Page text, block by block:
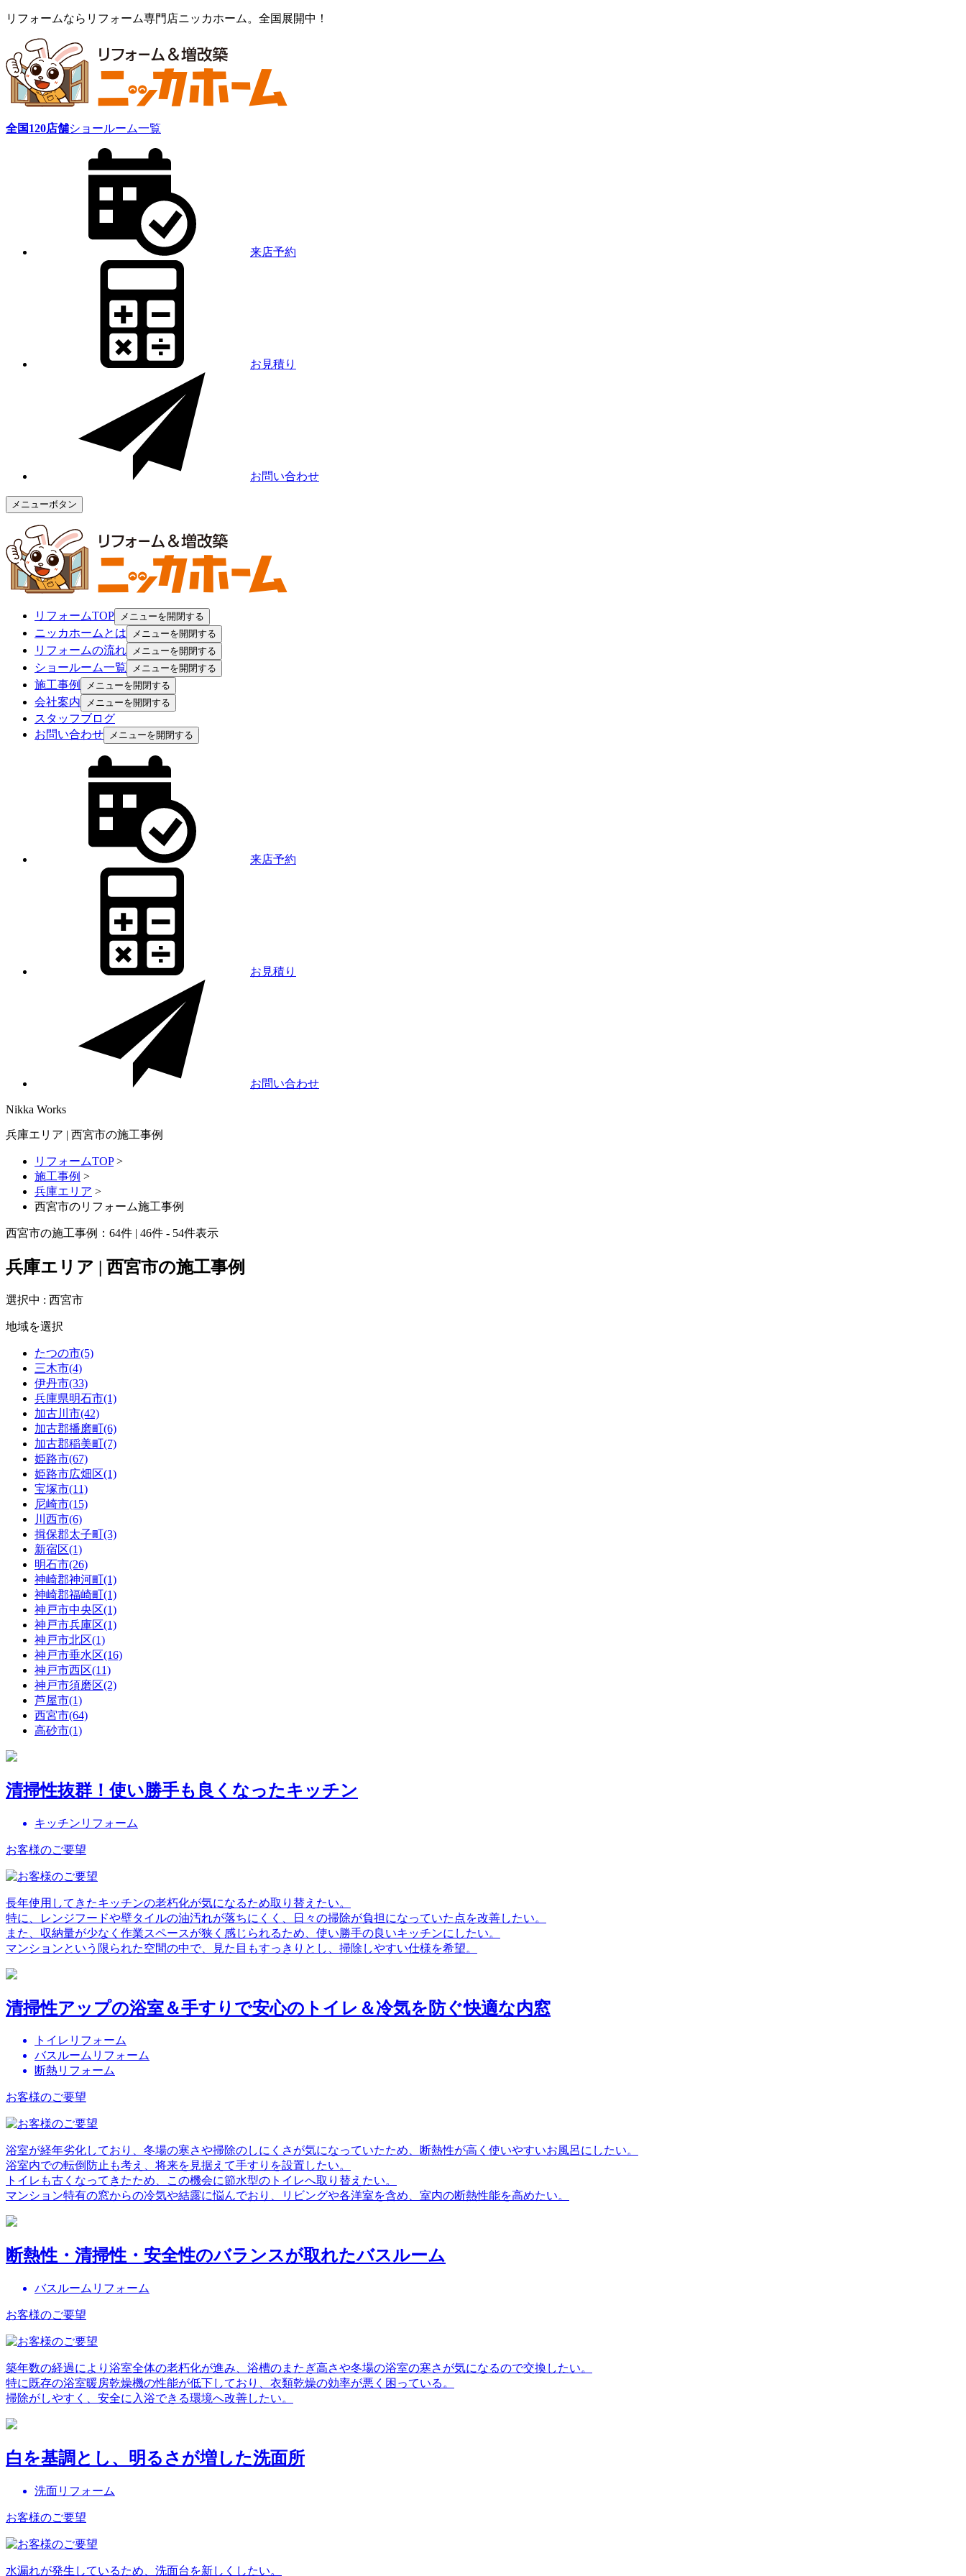
リフォームならリフォーム専門店ニッカホーム。全国展開中！
全国120店舗ショールーム一覧
来店予約
お見積り
お問い合わせ
メニューボタン
リフォームTOP メニューを開閉する
ニッカホームとは メニューを開閉する
リフォームの流れ メニューを開閉する
ショールーム一覧 メニューを開閉する
施工事例 メニューを開閉する
会社案内 メニューを開閉する
スタッフブログ
お問い合わせ
メニューを開閉する
来店予約
お見積り
お問い合わせ
Nikka Works
兵庫エリア | 西宮市の施工事例
リフォームTOP>
施工事例 >
兵庫エリア >
西宮市のリフォーム施工事例
西宮市の施工事例： 64件 | 46件 - 54件表示
兵庫エリア | 西宮市の施工事例
選択中 : 西宮市
地域を選択
たつの市(5)
三木市(4)
伊丹市(33)
兵庫県明石市(1)
加古川市(42)
加古郡播磨町(6)
加古郡稲美町(7)
姫路市(67)
姫路市広畑区(1)
宝塚市(11)
尼崎市(15)
川西市(6)
揖保郡太子町(3)
新宿区(1)
明石市(26)
神崎郡神河町(1)
神崎郡福崎町(1)
神戸市中央区(1)
神戸市兵庫区(1)
神戸市北区(1)
神戸市垂水区(16)
神戸市西区(11)
神戸市須磨区(2)
芦屋市(1)
西宮市(64)
高砂市(1)
清掃性抜群！使い勝手も良くなったキッチン
キッチンリフォーム
お客様のご要望
長年使用してきたキッチンの老朽化が気になるため取り替えたい。
特に、レンジフードや壁タイルの油汚れが落ちにくく、日々の掃除が負担になっていた点を改善したい。
また、収納量が少なく作業スペースが狭く感じられるため、使い勝手の良いキッチンにしたい。
マンションという限られた空間の中で、見た目もすっきりとし、掃除しやすい仕様を希望。
清掃性アップの浴室＆手すりで安心のトイレ＆冷気を防ぐ快適な内窓
トイレリフォーム
バスルームリフォーム
断熱リフォーム
お客様のご要望
浴室が経年劣化しており、冬場の寒さや掃除のしにくさが気になっていたため、断熱性が高く使いやすいお風呂にしたい。
浴室内での転倒防止も考え、将来を見据えて手すりを設置したい。
トイレも古くなってきたため、この機会に節水型のトイレへ取り替えたい。
マンション特有の窓からの冷気や結露に悩んでおり、リビングや各洋室を含め、室内の断熱性能を高めたい。
断熱性・清掃性・安全性のバランスが取れたバスルーム
バスルームリフォーム
お客様のご要望
築年数の経過により浴室全体の老朽化が進み、浴槽のまたぎ高さや冬場の浴室の寒さが気になるので交換したい。
特に既存の浴室暖房乾燥機の性能が低下しており、衣類乾燥の効率が悪く困っている。
掃除がしやすく、安全に入浴できる環境へ改善したい。
白を基調とし、明るさが増した洗面所
洗面リフォーム
お客様のご要望
水漏れが発生しているため、洗面台を新しくしたい。